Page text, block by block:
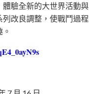
驗全新的大世界活動與
改良調整，使戰鬥過程